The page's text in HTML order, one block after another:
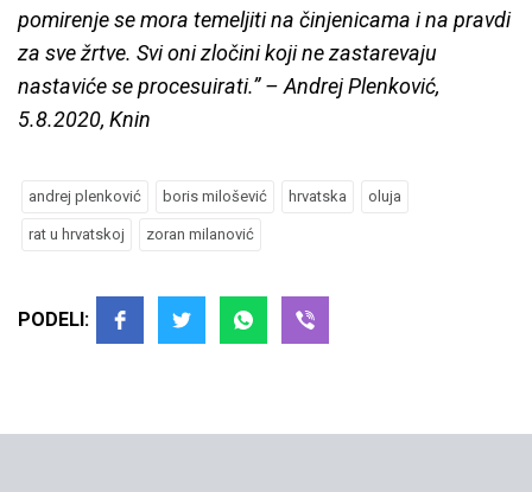
pomirenje se mora temeljiti na činjenicama i na pravdi
za sve žrtve. Svi oni zločini koji ne zastarevaju
nastaviće se procesuirati.” – Andrej Plenković,
5.8.2020, Knin
andrej plenković boris milošević hrvatska oluja
rat u hrvatskoj zoran milanović
PODELI: